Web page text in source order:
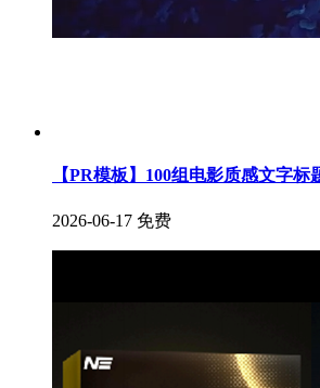
【PR模板】100组电影质感文字标
2026-06-17 免费